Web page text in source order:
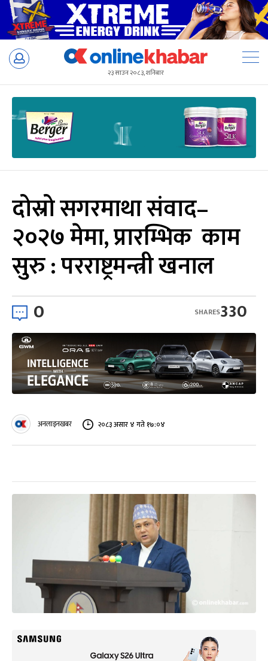
Skip
२३ साउन २०८३, शनिबार
दोस्रो सगरमाथा संवाद–
२०२७ मेमा, प्रारम्भिक काम
सुरु : परराष्ट्रमन्त्री खनाल
0 330
SHARES
अनलाइनखबर २०८३ असार ४ गते १७:०४